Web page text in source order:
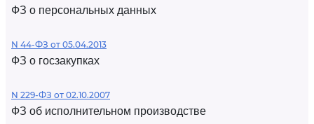
ФЗ о персональных данных
N 44-ФЗ от 05.04.2013
ФЗ о госзакупках
N 229-ФЗ от 02.10.2007
ФЗ об исполнительном производстве